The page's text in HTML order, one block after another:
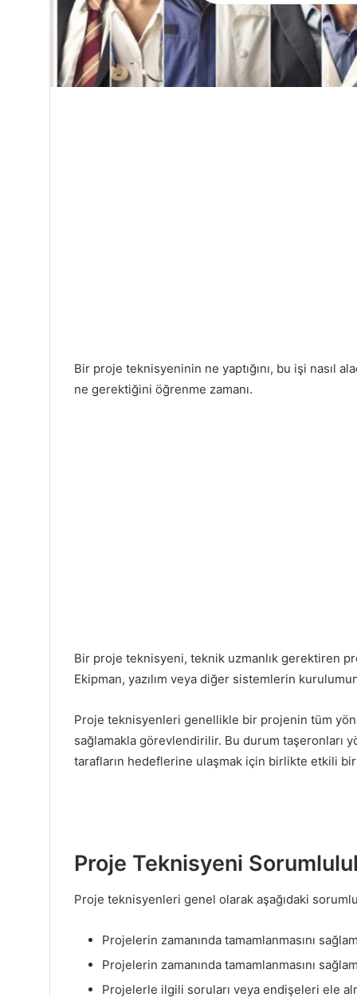
Bir proje teknisyeninin ne yaptığını, bu işi nasıl
ne gerektiğini öğrenme zamanı.
Bir proje teknisyeni, teknik uzmanlık gerektiren
Ekipman, yazılım veya diğer sistemlerin
Proje teknisyenleri genellikle bir projenin tüm
sağlamakla görevlendirilir. Bu durum taşeronları
tarafların hedeflerine ulaşmak için birlikte etkili bir
Proje Teknisyeni
Proje teknisyenleri genel olarak aşağıdaki
Projelerin zamanında tamamlanmasını
Projelerin zamanında tamamlanmasını
Projelerle ilgili soruları veya endişeleri ele